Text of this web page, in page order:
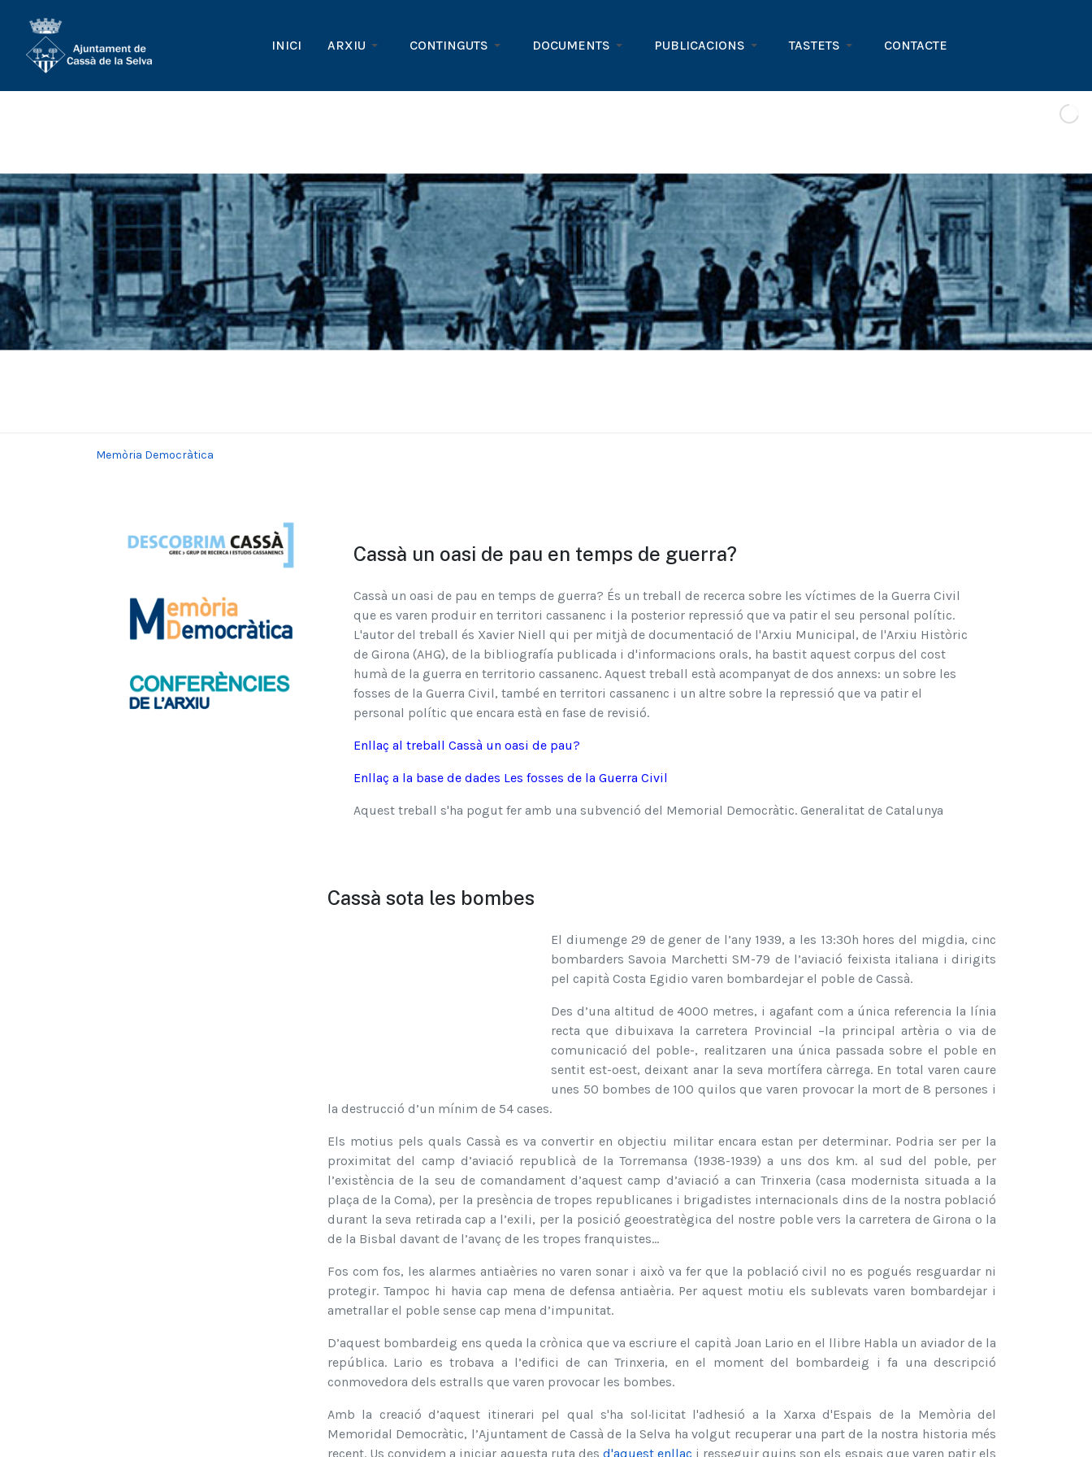
INICI ARXIU CONTINGUTS DOCUMENTS PUBLICACIONS TASTETS CONTACTE
Memòria Democràtica
Cassà un oasi de pau en temps de guerra?
Cassà un oasi de pau en temps de guerra? És un treball de recerca sobre les víctimes de la Guerra Civil
que es varen produir en territori cassanenc i la posterior repressió que va patir el seu personal polític.
L'autor del treball és Xavier Niell qui per mitjà de documentació de l'Arxiu Municipal, de l'Arxiu Històric
de Girona (AHG), de la bibliografía publicada i d'informacions orals, ha bastit aquest corpus del cost
humà de la guerra en territorio cassanenc. Aquest treball està acompanyat de dos annexs: un sobre les
fosses de la Guerra Civil, també en territori cassanenc i un altre sobre la repressió que va patir el
personal polític que encara està en fase de revisió.
Enllaç al treball Cassà un oasi de pau?
Enllaç a la base de dades Les fosses de la Guerra Civil
Aquest treball s'ha pogut fer amb una subvenció del Memorial Democràtic. Generalitat de Catalunya
Cassà sota les bombes
El diumenge 29 de gener de l’any 1939, a les 13:30h hores del migdia, cinc
bombarders Savoia Marchetti SM-79 de l’aviació feixista italiana i dirigits
pel capità Costa Egidio varen bombardejar el poble de Cassà.
Des d’una altitud de 4000 metres, i agafant com a única referencia la línia
recta que dibuixava la carretera Provincial –la principal artèria o via de
comunicació del poble-, realitzaren una única passada sobre el poble en
sentit est-oest, deixant anar la seva mortífera càrrega. En total varen caure
unes 50 bombes de 100 quilos que varen provocar la mort de 8 persones i
la destrucció d’un mínim de 54 cases.
Els motius pels quals Cassà es va convertir en objectiu militar encara estan per determinar. Podria ser per la
proximitat del camp d’aviació republicà de la Torremansa (1938-1939) a uns dos km. al sud del poble, per
l’existència de la seu de comandament d’aquest camp d’aviació a can Trinxeria (casa modernista situada a la
plaça de la Coma), per la presència de tropes republicanes i brigadistes internacionals dins de la nostra població
durant la seva retirada cap a l’exili, per la posició geoestratègica del nostre poble vers la carretera de Girona o la
de la Bisbal davant de l’avanç de les tropes franquistes...
Fos com fos, les alarmes antiaèries no varen sonar i això va fer que la població civil no es pogués resguardar ni
protegir. Tampoc hi havia cap mena de defensa antiaèria. Per aquest motiu els sublevats varen bombardejar i
ametrallar el poble sense cap mena d’impunitat.
D’aquest bombardeig ens queda la crònica que va escriure el capità Joan Lario en el llibre Habla un aviador de la
república. Lario es trobava a l’edifici de can Trinxeria, en el moment del bombardeig i fa una descripció
conmovedora dels estralls que varen provocar les bombes.
Amb la creació d’aquest itinerari pel qual s'ha sol·licitat l'adhesió a la Xarxa d'Espais de la Memòria del
Memoridal Democràtic, l’Ajuntament de Cassà de la Selva ha volgut recuperar una part de la nostra historia més
recent. Us convidem a iniciar aquesta ruta des d'aquest enllaç i resseguir quins son els espais que varen patir els